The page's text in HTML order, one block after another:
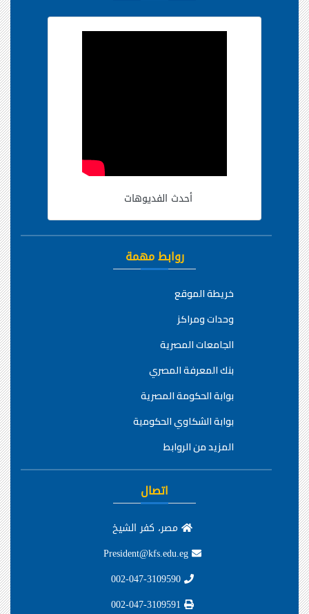
أحدث الفديوهات
روابط مهمة
خريطة الموقع
وحدات ومراكز
الجامعات المصرية
بنك المعرفة المصري
بوابة الحكومة المصرية
بوابة الشكاوي الحكومية
المزيد من الروابط
اتصال
مصر، كفر الشيخ